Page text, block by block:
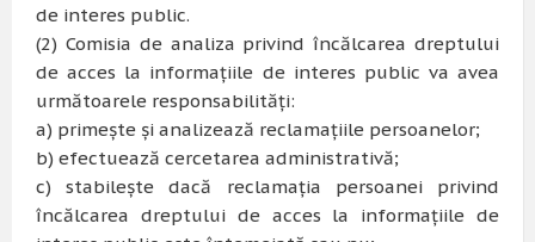
de interes public.
(2) Comisia de analiza privind încălcarea dreptului
de acces la informaţiile de interes public va avea
următoarele responsabilităţi:
a) primeşte şi analizează reclamaţiile persoanelor;
b) efectuează cercetarea administrativă;
c) stabileşte dacă reclamaţia persoanei privind
încălcarea dreptului de acces la informaţiile de